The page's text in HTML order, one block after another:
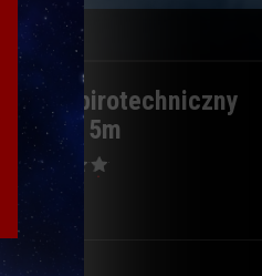
Zapał pirotechniczny
5m